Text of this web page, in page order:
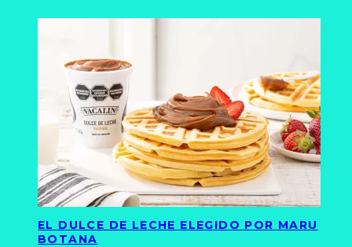
EL DULCE DE LECHE ELEGIDO POR MARU
BOTANA